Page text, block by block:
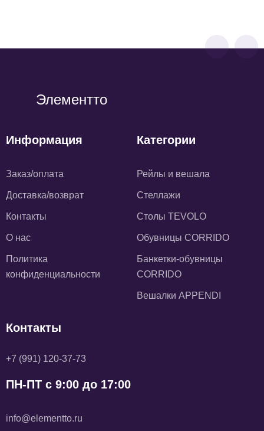
Элементто
Информация
Заказ/оплата
Доставка/возврат
Контакты
О нас
Политика
конфиденциальности
Категории
Рейлы и вешала
Стеллажи
Столы TEVOLO
Обувницы CORRIDO
Банкетки-обувницы
CORRIDO
Вешалки APPENDI
Контакты
+7 (991) 120-37-73
ПН-ПТ с 9:00 до 17:00
info@elementto.ru